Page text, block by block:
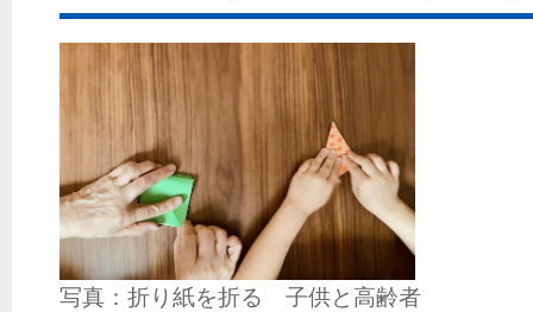
写真：折り紙を折る 子供と高齢者